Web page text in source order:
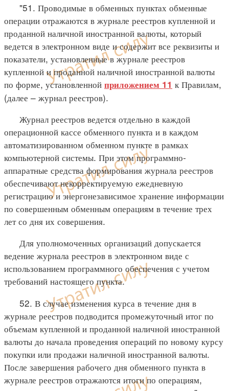
"51. Проводимые в обменных пунктах обменные
операции отражаются в журнале реестров купленной и
проданной наличной иностранной валюты, который
ведется в электронном виде и содержит все реквизиты и
показатели, установленные в журнале реестров
купленной и проданной наличной иностранной валюты
по форме, установленной приложением 11 к Правилам,
(далее – журнал реестров).
Журнал реестров ведется отдельно в каждой
операционной кассе обменного пункта и в каждом
автоматизированном обменном пункте в рамках
компьютерной системы. При этом программно-
аппаратные средства формирования журнала реестров
обеспечивают некорректируемую ежедневную
регистрацию и энергонезависимое хранение информации
по совершенным обменным операциям в течение трех
лет со дня их совершения.
Для уполномоченных организаций допускается
ведение журнала реестров в электронном виде с
использованием программного обеспечения с учетом
требований настоящего пункта.
52. В случае изменения курса в течение дня в
журнале реестров подводится промежуточный итог по
объемам купленной и проданной наличной иностранной
валюты до начала проведения операций по новому курсу
покупки или продажи наличной иностранной валюты.
После завершения рабочего дня обменного пункта в
журнале реестров отражаются итоги по операциям,